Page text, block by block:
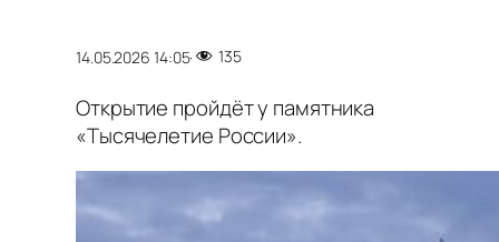
14.05.2026 14:05· 135
Открытие пройдёт у памятника
«Тысячелетие России».